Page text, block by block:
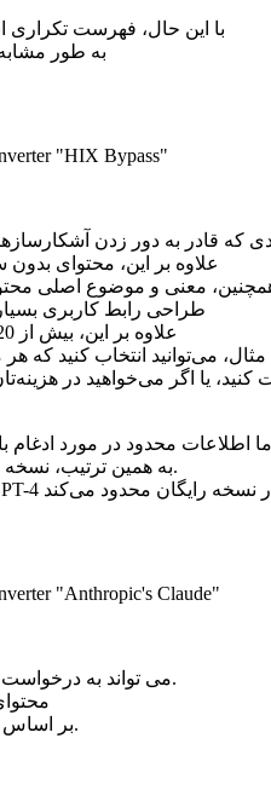
با این حال، فهرست
به طور
علاوه بر این، محتوای
معنی و موضوع اصلی
طراحی رابط کاربری
علاوه بر این، بیش از 120 ابزار نوشتاری مناسب
می‌توانید انتخاب کنید که
به همین ترتیب، نسخه پرمیوم پرداخت می شود.
می تواند به درخواست های پیچیده رسیدگی کند.
بر اساس نیاز خود محتوا تولید کنید.